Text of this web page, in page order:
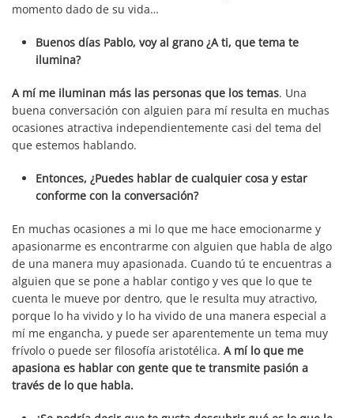
momento dado de su vida…
Buenos días Pablo, voy al grano ¿A ti, que tema te
ilumina?
A mí me iluminan más las personas que los temas. Una
buena conversación con alguien para mí resulta en muchas
ocasiones atractiva independientemente casi del tema del
que estemos hablando.
Entonces, ¿Puedes hablar de cualquier cosa y estar
conforme con la conversación?
En muchas ocasiones a mi lo que me hace emocionarme y
apasionarme es encontrarme con alguien que habla de algo
de una manera muy apasionada. Cuando tú te encuentras a
alguien que se pone a hablar contigo y ves que lo que te
cuenta le mueve por dentro, que le resulta muy atractivo,
porque lo ha vivido y lo ha vivido de una manera especial a
mí me engancha, y puede ser aparentemente un tema muy
frívolo o puede ser filosofía aristotélica. A mí lo que me
apasiona es hablar con gente que te transmite pasión a
través de lo que habla.